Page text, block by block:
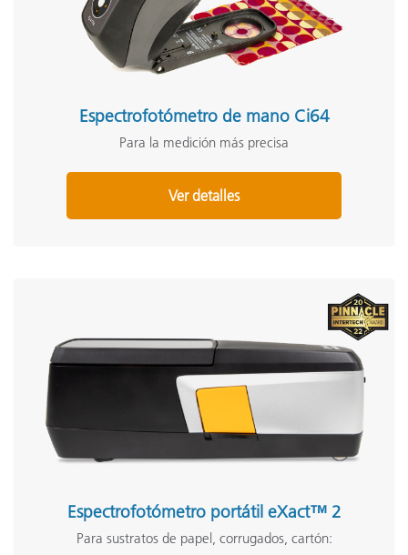
Espectrofotómetro de mano Ci64
Para la medición más precisa
Ver detalles
Espectrofotómetro portátil eXact™ 2
Para sustratos de papel, corrugados, cartón: